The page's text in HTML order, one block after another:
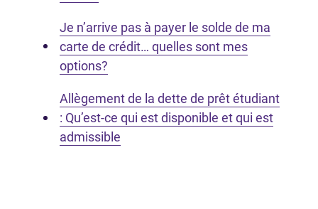
Je n’arrive pas à payer le solde de ma
carte de crédit… quelles sont mes
options?
Allègement de la dette de prêt étudiant
: Qu’est-ce qui est disponible et qui est
admissible